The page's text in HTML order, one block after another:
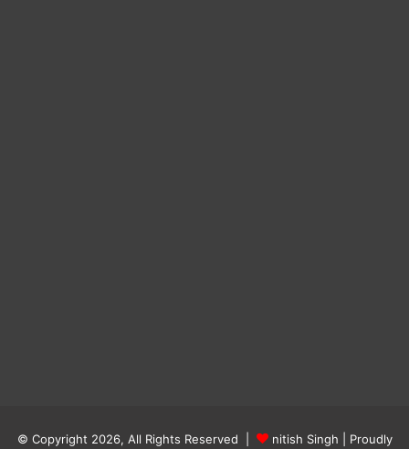
© Copyright 2026, All Rights Reserved | nitish Singh | Proudly